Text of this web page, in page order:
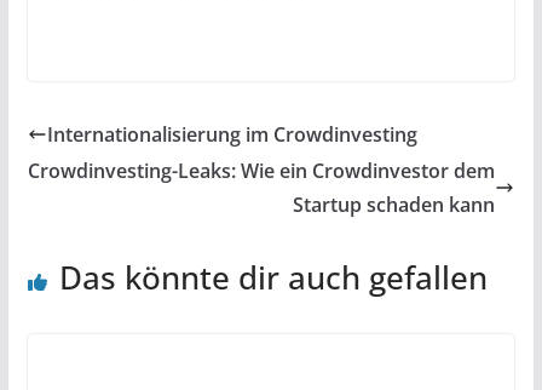
Internationalisierung im Crowdinvesting
Crowdinvesting-Leaks: Wie ein Crowdinvestor dem
Startup schaden kann
Das könnte dir auch gefallen